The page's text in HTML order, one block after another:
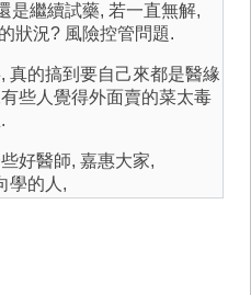
是繼續試藥, 若一直無解,
狀況? 風險控管問題.
真的搞到要自己來都是醫緣
些人覺得外面賣的菜太毒
好醫師, 嘉惠大家,
學的人,